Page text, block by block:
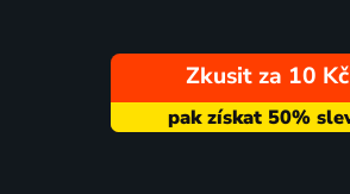
Zkusit za 10 Kč